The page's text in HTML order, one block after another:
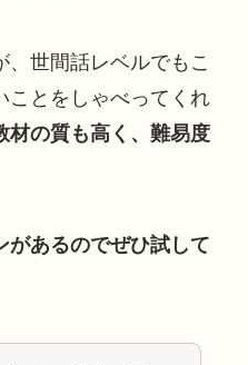
世間話レベルでもこ
ことをしゃべってくれ
材の質も高く、難易度
があるのでぜひ試して